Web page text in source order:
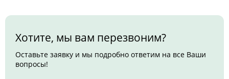
Хотите, мы вам перезвоним?
Оставьте заявку и мы подробно ответим на все Ваши
вопросы!